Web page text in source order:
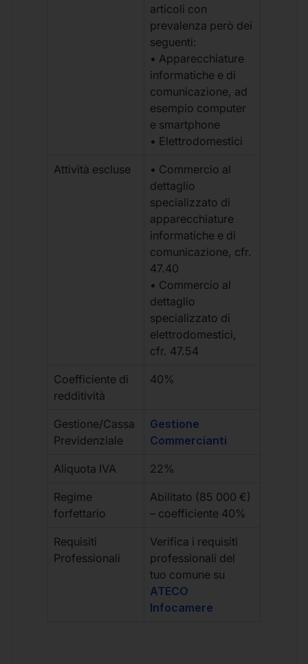
articoli con
prevalenza però dei
seguenti:
• Apparecchiature
informatiche e di
comunicazione, ad
esempio computer
e smartphone
• Elettrodomestici
Attività escluse
• Commercio al
dettaglio
specializzato di
apparecchiature
informatiche e di
comunicazione, cfr.
47.40
• Commercio al
dettaglio
specializzato di
elettrodomestici,
cfr. 47.54
Coefficiente di
redditività
40%
Gestione/Cassa
Previdenziale
Gestione
Commercianti
Aliquota IVA 22%
Regime
forfettario
Abilitato (85 000 €)
– coefficiente 40%
Requisiti
Professionali
Verifica i requisiti
professionali del
tuo comune su
ATECO
Infocamere